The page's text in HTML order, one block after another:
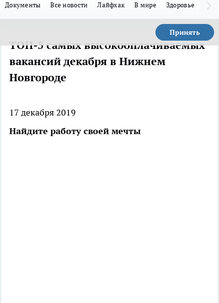
Документы Все новости Лайфхак В мире Здоровье
Принять
ТОП-5 самых высокооплачиваемых
вакансий декабря в Нижнем
Новгороде
17 декабря 2019
Найдите работу своей мечты